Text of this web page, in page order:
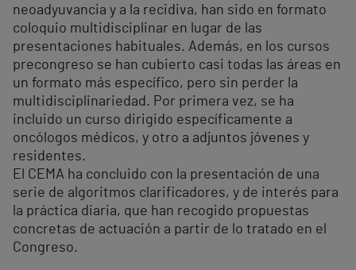
neoadyuvancia y a la recidiva, han sido en formato
coloquio multidisciplinar en lugar de las
presentaciones habituales. Además, en los cursos
precongreso se han cubierto casi todas las áreas en
un formato más específico, pero sin perder la
multidisciplinariedad. Por primera vez, se ha
incluido un curso dirigido específicamente a
oncólogos médicos, y otro a adjuntos jóvenes y
residentes.
El CEMA ha concluido con la presentación de una
serie de algoritmos clarificadores, y de interés para
la práctica diaria, que han recogido propuestas
concretas de actuación a partir de lo tratado en el
Congreso.